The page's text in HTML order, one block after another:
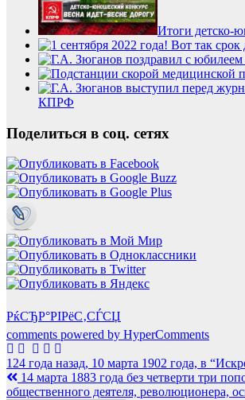
Итоги детско-
КПРФ
Поделиться в соц. сетях
РќСЂР°РІРёС‚СЃСЏ
comments powered by HyperComments
Навигация
по
124 года назад, 10 марта 1902 года, в
14 марта 1883 года без четверти три
общественного деятеля, революционера,